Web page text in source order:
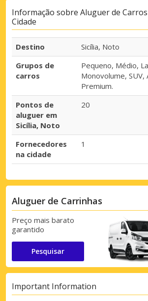
Informação sobre Aluguer de
Cidade
Destino
Sicília, Noto
Grupos de
carros
Pequeno, Médio,
Monovolume, SUV,
Premium.
Pontos de
aluguer em
Sicília, Noto
20
Fornecedores
na cidade
1
Aluguer de Carrinhas
Preço mais barato
garantido
Pesquisar
Important Information